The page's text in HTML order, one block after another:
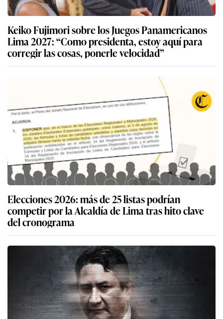
Keiko Fujimori sobre los Juegos Panamericanos
Lima 2027: “Como presidenta, estoy aquí para
corregir las cosas, ponerle velocidad”
Elecciones 2026: más de 25 listas podrían
competir por la Alcaldía de Lima tras hito clave
del cronograma